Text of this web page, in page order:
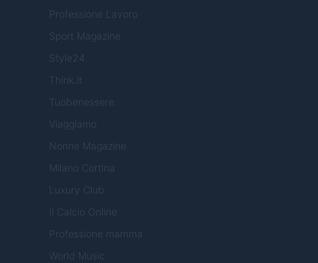
Professione Lavoro
Sport Magazine
Style24
Think.it
Tuobenessere
Viaggiamo
Nonne Magazine
Milano Cortina
Luxury Club
Il Calcio Online
Professione mamma
World Music